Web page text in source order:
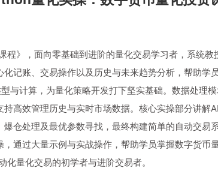
程》，面向零基础到进阶的量化交易学习者，系统
记账、交易操作以及历史与未来趋势分析，帮助学
与计算，为量化策略开发打下坚实基础。数据处理
高效管理历史与实时市场数据。核心实操部分讲解
仓处理及最优参数寻找，最终构建简单的自动交易
通过大量示例与实战操作，帮助学员掌握数字货币
量化交易的初学者与进阶交易者。